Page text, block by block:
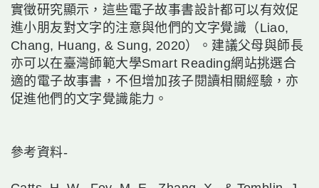
實徵研究顯示，這些電子故事書設計都可以有效促
進小朋友對文字的注意與他們的文字覺識（Liao,
Chang, Huang, & Sung, 2020）。建議父母與師長
亦可以在臺灣師範大學Smart Reading網站挑選合
適的電子故事書，不但增加孩子閱讀相關經驗，亦
促進他們的文字覺識能力。
參考資料-